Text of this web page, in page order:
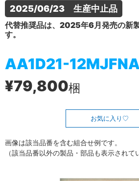
2025/06/23　生産中止品
代替推奨品は、2025年6月発売の新
す。
AA1D21-12MJFNA
¥79,800梱
お気に入り
画像は該当品番を含む組合せ例です。
（該当品番以外の製品・部品も表示されて